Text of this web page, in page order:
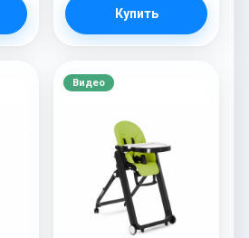
Купить
Видео